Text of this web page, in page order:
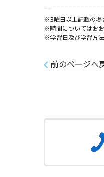
※3曜日以上記載の場
※時間についてはお
※学習日及び学習方
前のページへ